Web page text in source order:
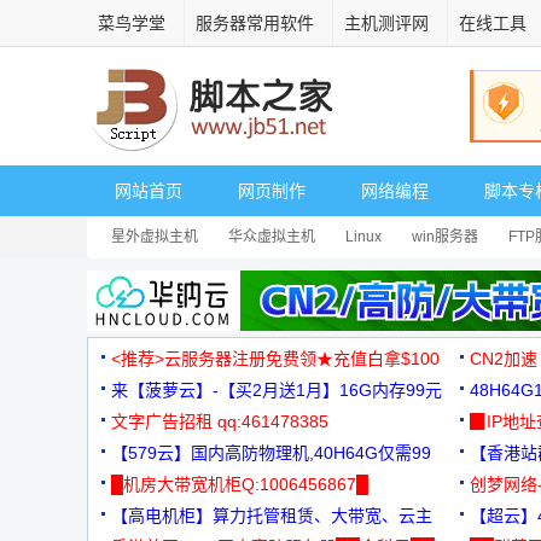
菜鸟学堂 服务器常用软件 主机测评网 在线工具
网站首页 网页制作 网络编程 脚本专
星外虚拟主机 华众虚拟主机 Linux win服务器 FTP
<推荐>云服务器注册免费领★充值白拿$100
CN2加
来【菠萝云】-【买2月送1月】16G内存99元
3000+
文字广告招租 qq:461478385
▉IP地
【579云】国内高防物理机,40H64G仅需99
元
【香港
█机房大带宽机柜Q:1006456867█
创梦网
88元/月
【高电机柜】算力托管租赁、大带宽、云主
【超云